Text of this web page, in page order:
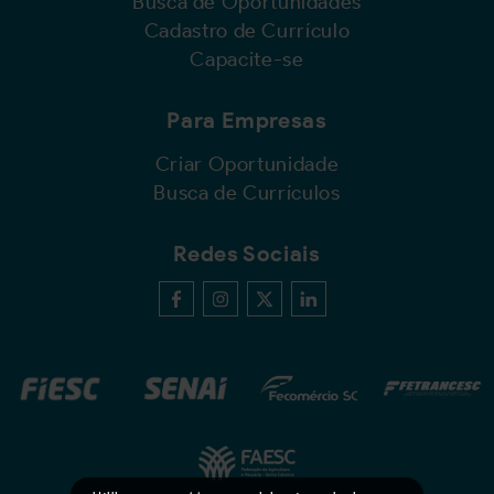
Cadastro de Currículo
Capacite-se
Para Empresas
Criar Oportunidade
Busca de Currículos
Redes Sociais